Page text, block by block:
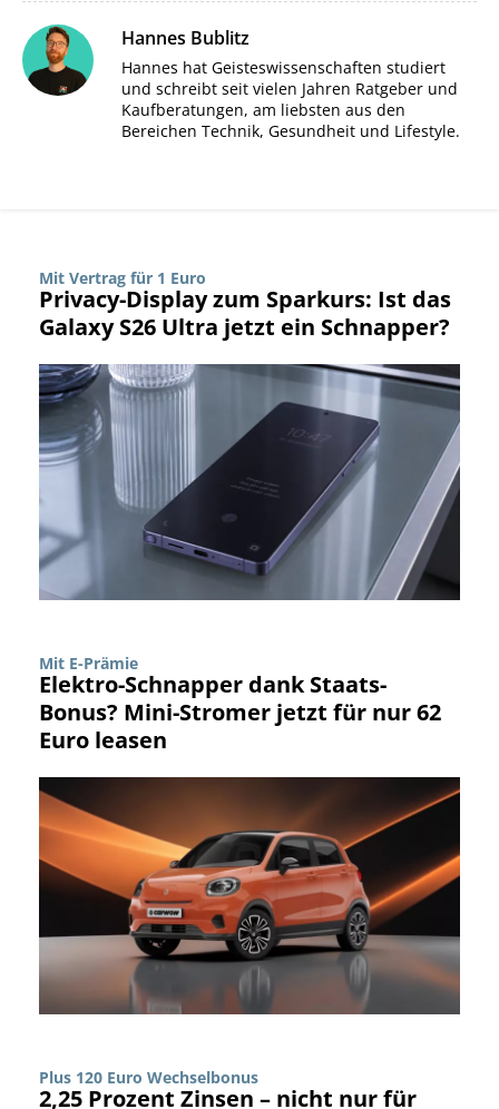
Hannes Bublitz
Hannes hat Geisteswissenschaften studiert
und schreibt seit vielen Jahren Ratgeber und
Kaufberatungen, am liebsten aus den
Bereichen Technik, Gesundheit und Lifestyle.
Mit Vertrag für 1 Euro
Privacy-Display zum Sparkurs: Ist das
Galaxy S26 Ultra jetzt ein Schnapper?
Mit E-Prämie
Elektro-Schnapper dank Staats-
Bonus? Mini-Stromer jetzt für nur 62
Euro leasen
Plus 120 Euro Wechselbonus
2,25 Prozent Zinsen – nicht nur für